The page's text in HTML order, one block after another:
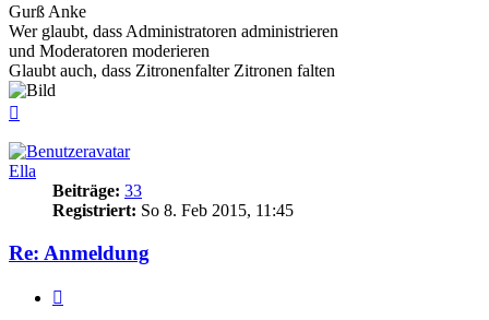
Gurß Anke
Wer glaubt, dass Administratoren administrieren
und Moderatoren moderieren
Glaubt auch, dass Zitronenfalter Zitronen falten
Ella
Beiträge: 33
Registriert: So 8. Feb 2015, 11:45
Re: Anmeldung